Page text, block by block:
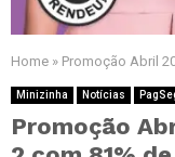
Home » Promoção Abril
Minizinha Notícias
Promoção